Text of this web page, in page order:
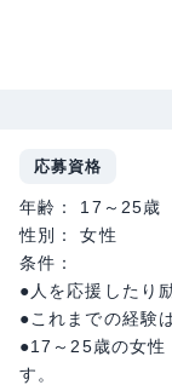
応募資格
年齢： 17～25歳
性別： 女性
条件：
●人を応援したり
●これまでの経験
●17～25歳の女
す。